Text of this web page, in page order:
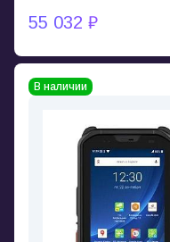
55 032 ₽
В наличии